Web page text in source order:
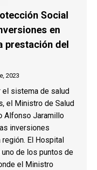
Social
en
prestación del
2023
el sistema de salud
el Ministro de Salud
Alfonso Jaramillo
inversiones
El Hospital
uno de los puntos de
el Ministro